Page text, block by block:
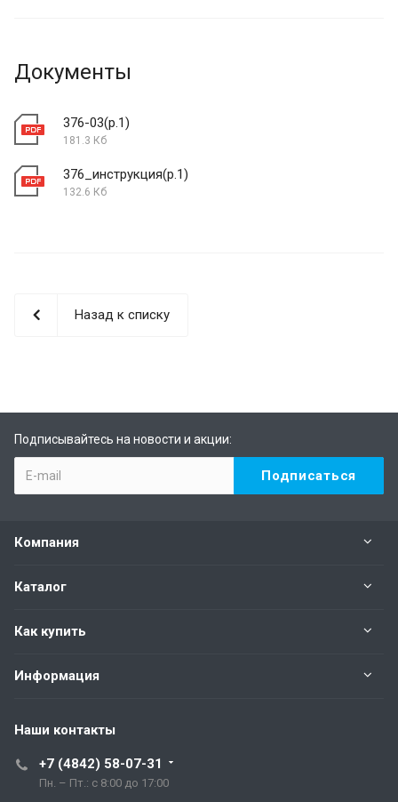
Документы
376-03(р.1)
181.3 Кб
376_инструкция(р.1)
132.6 Кб
Назад к списку
Подписывайтесь на новости и акции:
Компания
Каталог
Как купить
Информация
Наши контакты
+7 (4842) 58-07-31
Пн. – Пт.: с 8:00 до 17:00